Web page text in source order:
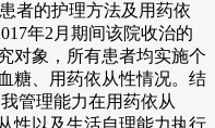
者的护理方法及用药依
年2月期间该院收治的
对象，所有患者均实施个
糖、用药依从性情况。结
管理能力在用药依从